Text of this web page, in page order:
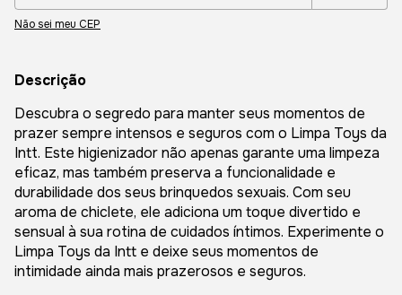
Não sei meu CEP
Descrição
Descubra o segredo para manter seus momentos de
prazer sempre intensos e seguros com o Limpa Toys da
Intt. Este higienizador não apenas garante uma limpeza
eficaz, mas também preserva a funcionalidade e
durabilidade dos seus brinquedos sexuais. Com seu
aroma de chiclete, ele adiciona um toque divertido e
sensual à sua rotina de cuidados íntimos. Experimente o
Limpa Toys da Intt e deixe seus momentos de
intimidade ainda mais prazerosos e seguros.